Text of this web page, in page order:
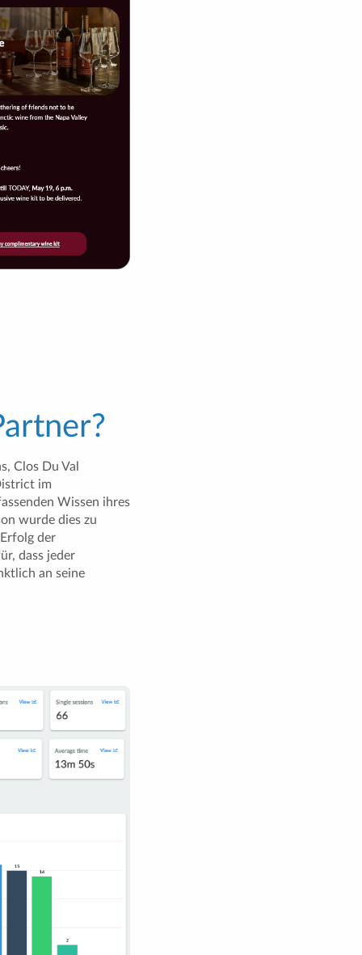
Clos Du Val
im
Wissen ihres
wurde dies zu
der
dass jeder
an seine